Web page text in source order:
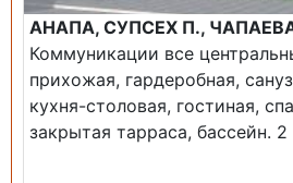
АНАПА, СУПСЕХ П.,
Коммуникации все
прихожая, гардеробная,
кухня-столовая, гостиная,
закрытая тарраса, бассейн.